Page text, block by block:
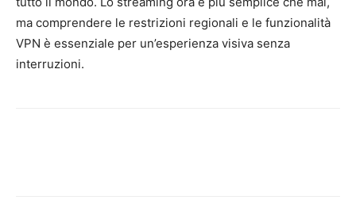
ma comprendere le restrizioni regionali e le funzionalità
VPN è essenziale per un’esperienza visiva senza
interruzioni.